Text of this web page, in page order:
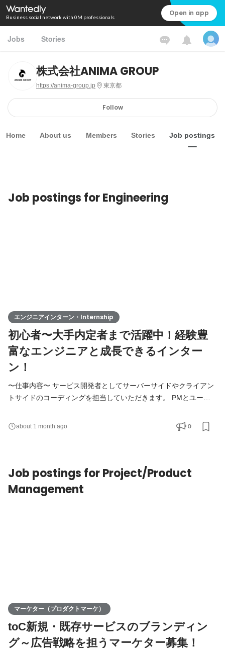
Business social network with 0M professionals Open in app
Jobs Stories
株式会社ANIMA GROUP
https://anima-group.jp 東京都
Follow
Home About us Members Stories Job postings
Job postings for Engineering
エンジニアインターン・Internship
初心者〜大手内定者まで活躍中！経験豊
富なエンジニアと成長できるインター
ン！
〜仕事内容〜 サービス開発者としてサーバーサイドやクライアン
トサイドのコーディングを担当していただきます。 PMとユーザ
計部分から実装まで幅広く担当していただく予定です。 ■ 入社し
てまずお任せしたいこと ・設計・アーキテクチャ構築 ・コーディ
about 1 month ago 0
Job postings for Project/Product
Management
マーケター（プロダクトマーケ）
toC新規・既存サービスのブランディン
グ～広告戦略を担うマーケター募集！